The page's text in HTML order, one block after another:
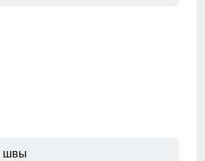
швы